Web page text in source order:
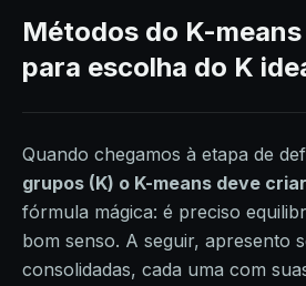
Métodos do K-
para escolha do K
Quando chegamos à etapa de
grupos (K) o K-means deve criar
fórmula mágica: é preciso
bom senso. A seguir, apresento
consolidadas, cada uma com